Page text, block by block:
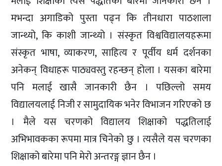
मभन्दा अगाडिको पुस्ता पढ्न कि तीनधारा पाठशाला
जान्थ्यो, कि काशी जान्थ्यो । संस्कृत विश्वविद्यालयहरूमा
संस्कृत भाषा, व्याकरण, साहित्य र पूर्वीय धर्म दर्शनका
अनेकन् विधाहरू पाठ्यवस्तु रहन्छन् होला । यसका बारेमा
पनि मलाई खासै जानकारी छैन । पछिल्लो समय
विद्यालयलाई निजी र सामुदायिक भनेर विभाजन गरिएको छ
। मैले यस चरणको विद्यालय शिक्षाको पद्धतिलाई
अभिभावकका रूपमा मात्र चिनेको छु । त्यसैले यस चरणका
शिक्षाको बारेमा पनि मेरो अन्तरङ्ग ज्ञान छैन ।